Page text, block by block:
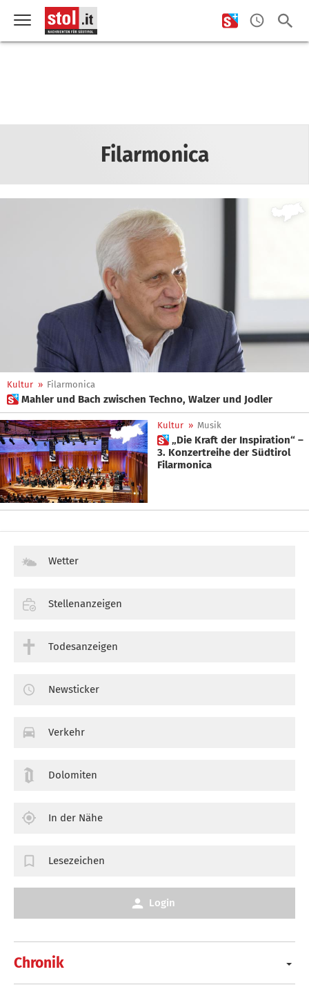
Filarmonica
Kultur » Filarmonica
 Mahler und Bach zwischen Techno, Walzer und Jodler
Kultur » Musik
 „Die Kraft der Inspiration“ –
3. Konzertreihe der Südtirol
Filarmonica
Chronik
Wetter
Stellenanzeigen
Todesanzeigen
Newsticker
Verkehr
Dolomiten
In der Nähe
Lesezeichen
Login